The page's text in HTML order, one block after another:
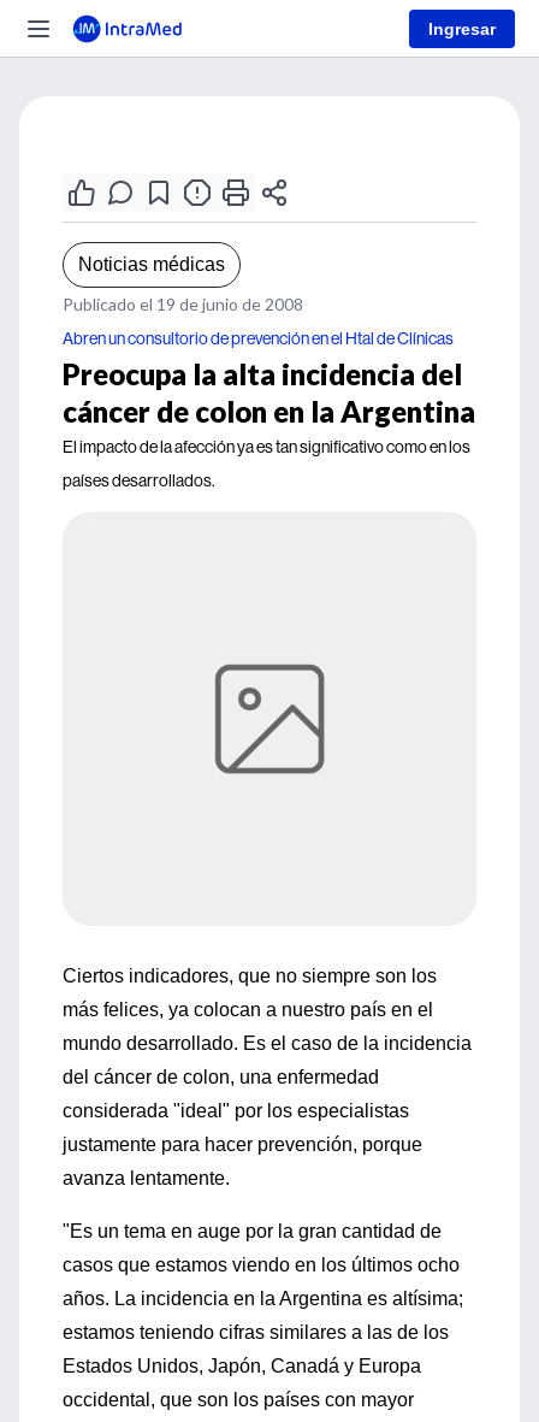
Ingresar
Noticias médicas
Publicado el 19 de junio de 2008
Abren un consultorio de prevención en el Htal de Clínicas
Preocupa la alta incidencia del
cáncer de colon en la Argentina
El impacto de la afección ya es tan significativo como en los
países desarrollados.
Ciertos indicadores, que no siempre son los
más felices, ya colocan a nuestro país en el
mundo desarrollado. Es el caso de la incidencia
del cáncer de colon, una enfermedad
considerada "ideal" por los especialistas
justamente para hacer prevención, porque
avanza lentamente.
"Es un tema en auge por la gran cantidad de
casos que estamos viendo en los últimos ocho
años. La incidencia en la Argentina es altísima;
estamos teniendo cifras similares a las de los
Estados Unidos, Japón, Canadá y Europa
occidental, que son los países con mayor